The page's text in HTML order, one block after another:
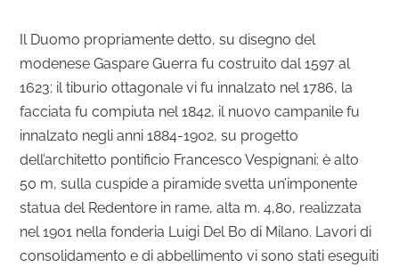
Il Duomo propriamente detto, su disegno del
modenese Gaspare Guerra fu costruito dal 1597 al
1623; il tiburio ottagonale vi fu innalzato nel 1786, la
facciata fu compiuta nel 1842, il nuovo campanile fu
innalzato negli anni 1884-1902, su progetto
dell’architetto pontificio Francesco Vespignani: è alto
50 m, sulla cuspide a piramide svetta un’imponente
statua del Redentore in rame, alta m. 4,80, realizzata
nel 1901 nella fonderia Luigi Del Bo di Milano. Lavori di
consolidamento e di abbellimento vi sono stati eseguiti